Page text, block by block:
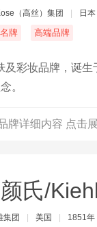
（高丝）集团 日本
牌 高端品牌
及彩妆品牌，诞
。
牌详细内容 点击
氏/
集团 美国 1851年